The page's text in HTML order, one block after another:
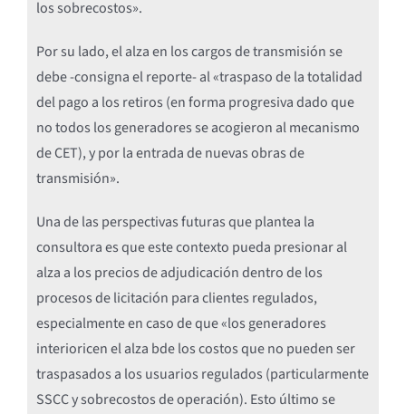
los sobrecostos».
Por su lado, el alza en los cargos de transmisión se
debe -consigna el reporte- al «traspaso de la totalidad
del pago a los retiros (en forma progresiva dado que
no todos los generadores se acogieron al mecanismo
de CET), y por la entrada de nuevas obras de
transmisión».
Una de las perspectivas futuras que plantea la
consultora es que este contexto pueda presionar al
alza a los precios de adjudicación dentro de los
procesos de licitación para clientes regulados,
especialmente en caso de que «los generadores
interioricen el alza bde los costos que no pueden ser
traspasados a los usuarios regulados (particularmente
SSCC y sobrecostos de operación). Esto último se